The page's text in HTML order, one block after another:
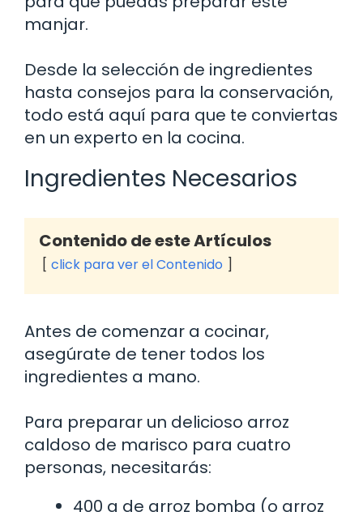
manjar.
Desde la selección de ingredientes
hasta consejos para la conservación,
todo está aquí para que te conviertas
en un experto en la cocina.
Ingredientes Necesarios
Contenido de este Artículos
click para ver el Contenido
Antes de comenzar a cocinar,
asegúrate de tener todos los
ingredientes a mano.
Para preparar un delicioso arroz
caldoso de marisco para cuatro
personas, necesitarás:
400 g de arroz bomba (o arroz